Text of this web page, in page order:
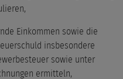
Einkommen sowie die
insbesondere
sowie unter
ermitteln,